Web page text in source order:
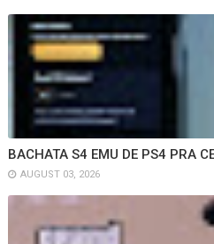
BACHATA S4 EMU DE PS4 PRA
AUGUST 03, 2026